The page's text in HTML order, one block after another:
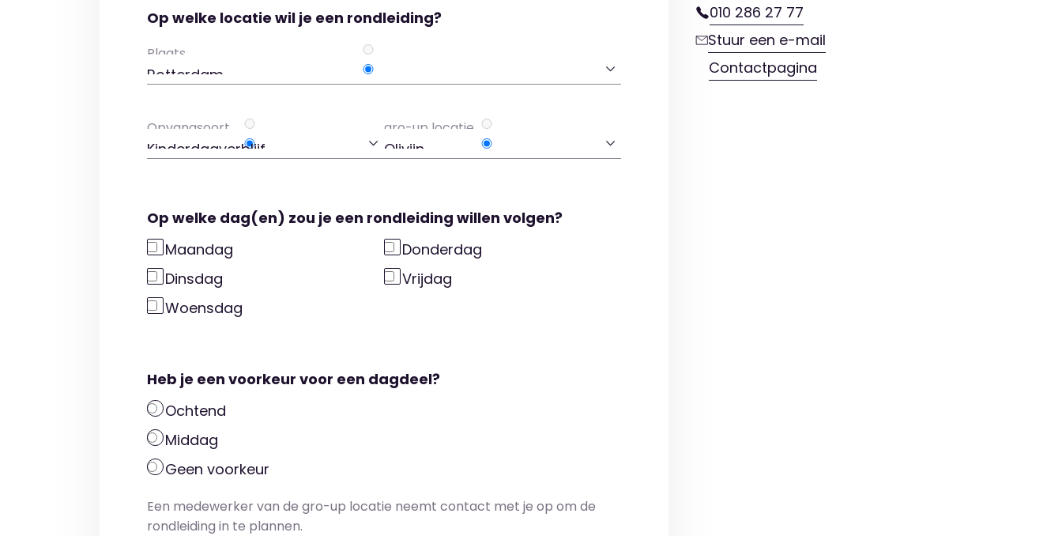
Op welke locatie wil je een rondleiding?
Op welke dag(en) zou je een rondleiding willen volgen?
Maandag
Dinsdag
Woensdag
Donderdag
Vrijdag
Heb je een voorkeur voor een dagdeel?
Ochtend
Middag
Geen voorkeur
Een medewerker van de gro-up locatie neemt contact met je op om de
rondleiding in te plannen.
010 286 27 77
Stuur een e-mail
Contactpagina